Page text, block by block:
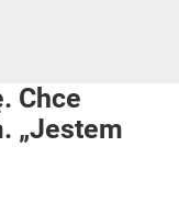
Chce
„Jestem